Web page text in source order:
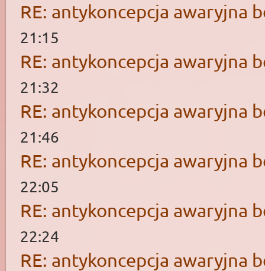
RE: antykoncepcja awaryjna
21:15
RE: antykoncepcja awaryjna
21:32
RE: antykoncepcja awaryjna
21:46
RE: antykoncepcja awaryjna
22:05
RE: antykoncepcja awaryjna
22:24
RE: antykoncepcja awaryjna